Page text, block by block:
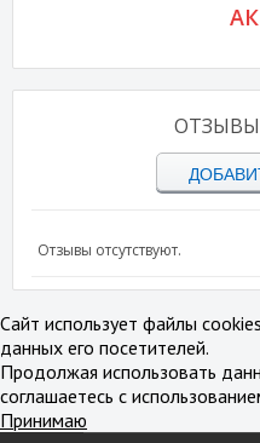
Отзывы отсутствуют.
Сайт использует файлы
данных его посетителей.
Продолжая использовать
соглашаетесь с
Принимаю